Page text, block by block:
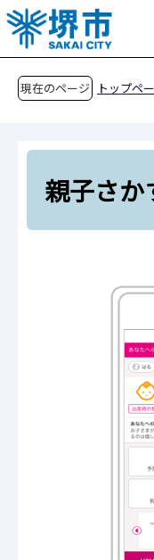
こ
の
ペ
現在のページ トップペ
その他安
親子さか
リ）
親子さか
親子さか